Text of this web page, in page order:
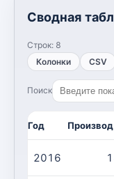
Сводная
Строк: 8
Колонки
CSV
Поиск
Год
2016